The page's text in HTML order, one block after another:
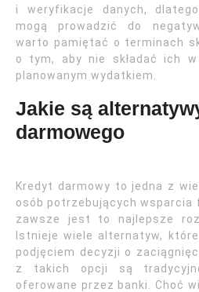
i weryfikacje danych,
mogą prowadzić do
warto pamiętać o terminach
o tym, aby nie składać ich
planowanym wydatkiem.
Jakie są
darmowego
Kredyt darmowy to jedna z
osób potrzebujących wsparcia
zawsze jest to najlepsze
Istnieje wiele alternatyw,
podjęciem decyzji o
z takich opcji są
oferowane przez banki. Choć